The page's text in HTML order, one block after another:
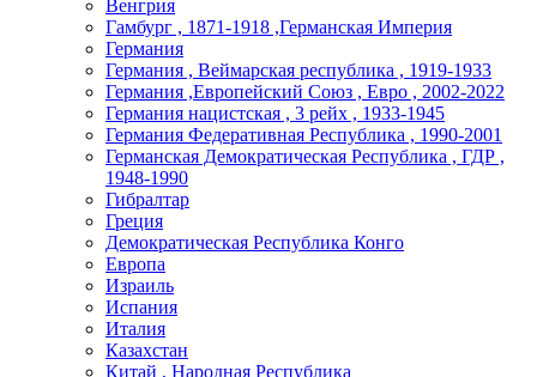
Венгрия
Гамбург , 1871-1918 ,Германская Империя
Германия
Германия , Веймарская республика , 1919-1933
Германия ,Европейский Союз , Евро , 2002-2022
Германия нацистская , 3 рейх , 1933-1945
Германия Федеративная Республика , 1990-2001
Германская Демократическая Республика , ГДР ,
1948-1990
Гибралтар
Греция
Демократическая Республика Конго
Европа
Израиль
Испания
Италия
Казахстан
Китай , Народная Республика